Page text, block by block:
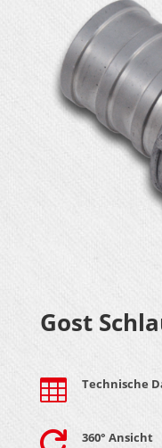
Gost
 Technische
360° Ansicht